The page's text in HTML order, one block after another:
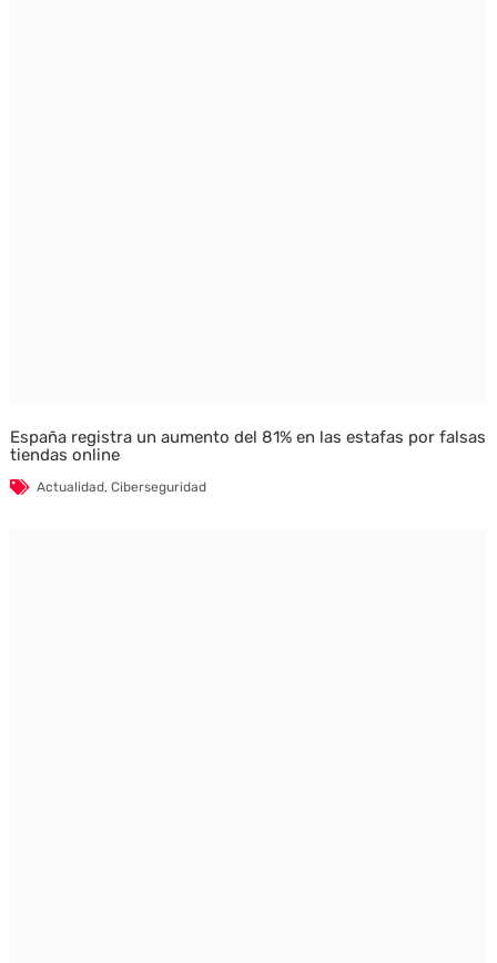
España registra un aumento del 81% en las estafas por falsas
tiendas online
Actualidad, Ciberseguridad